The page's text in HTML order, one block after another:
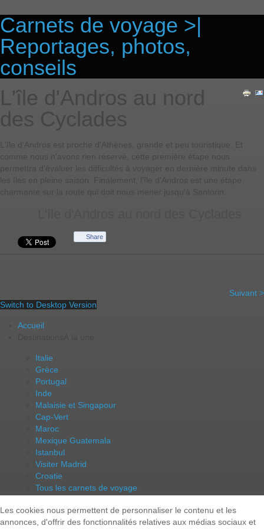
Carnets de voyage >|
Reportages, photos,
conseils
L'île d'Andros au nord
des Cyclades
L'île d'Andros est proche d'Athènes, grande et peu touristique. Et
comme nous n'avons rien réservé, cette première étape nous
Share
Suivant >
Switch to Desktop Version
Accueil
Italie
Grèce
Portugal
Inde
Malaisie et Singapour
Cap-Vert
Maroc
Mexique Guatemala
Istanbul
Visiter Madrid
Croatie
Tous les carnets de voyage
Carnets de voyageComment faire ?
Les cookies nous permettent de personnaliser le contenu et les
annonces, d'offrir des fonctionnalités relatives aux médias sociaux et